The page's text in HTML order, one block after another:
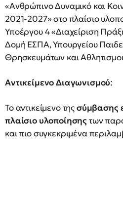
«Ανθρώπινο Δυναμικό και
2021-2027» στο πλαίσιο
Υποέργου 4 «Διαχείριση
Δομή ΕΣΠΑ, Υπουργείου
Θρησκευμάτων και
Αντικείμενο Διαγωνισμού:
Το αντικείμενο τηςσύμβασης
πλαίσιο υλοποίησηςτων
και πιο συγκεκριμένα